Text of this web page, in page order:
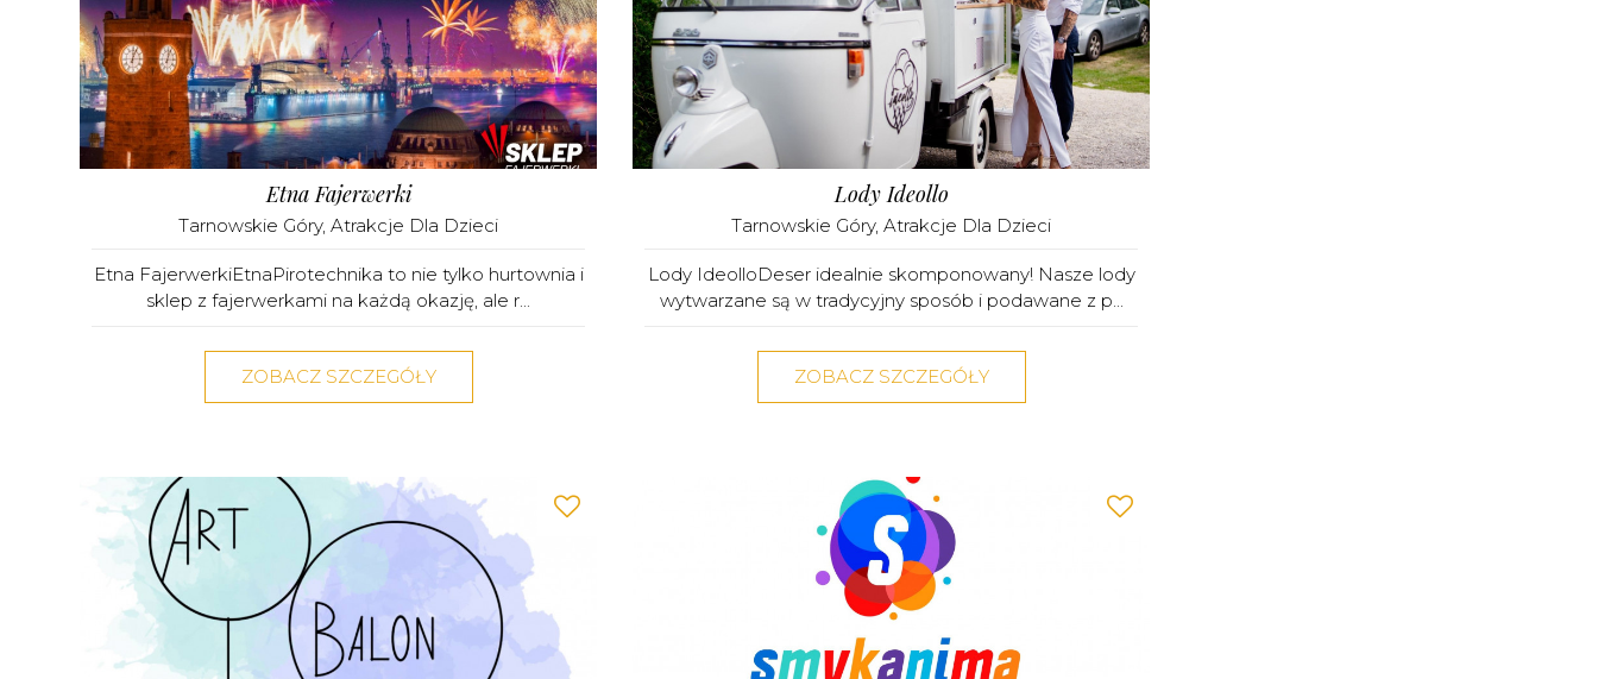
Etna Fajerwerki
Tarnowskie Góry, Atrakcje Dla Dzieci
Etna FajerwerkiEtnaPirotechnika to nie tylko hurtownia i
sklep z fajerwerkami na każdą okazję, ale r...
ZOBACZ SZCZEGÓŁY
Lody Ideollo
Tarnowskie Góry, Atrakcje Dla Dzieci
Lody IdeolloDeser idealnie skomponowany! Nasze lody
wytwarzane są w tradycyjny sposób i podawane z p...
ZOBACZ SZCZEGÓŁY